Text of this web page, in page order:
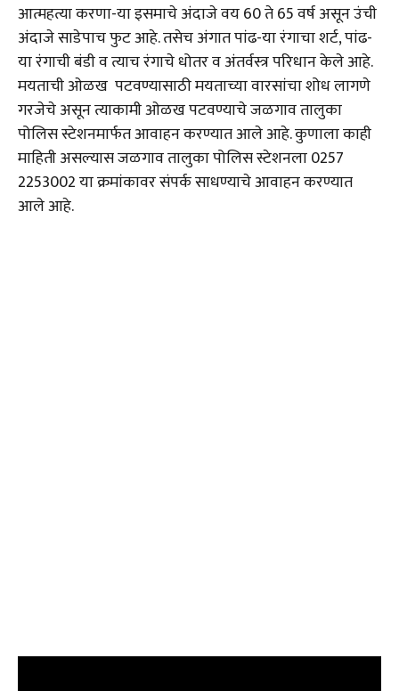
आत्महत्या करणा-या इसमाचे अंदाजे वय 60 ते 65 वर्ष असून उंची
अंदाजे साडेपाच फुट आहे. तसेच अंगात पांढ-या रंगाचा शर्ट, पांढ-
या रंगाची बंडी व त्याच रंगाचे धोतर व अंतर्वस्त्र परिधान केले आहे.
मयताची ओळख पटवण्यासाठी मयताच्या वारसांचा शोध लागणे
गरजेचे असून त्याकामी ओळख पटवण्याचे जळगाव तालुका
पोलिस स्टेशनमार्फत आवाहन करण्यात आले आहे. कुणाला काही
माहिती असल्यास जळगाव तालुका पोलिस स्टेशनला 0257
2253002 या क्रमांकावर संपर्क साधण्याचे आवाहन करण्यात
आले आहे.